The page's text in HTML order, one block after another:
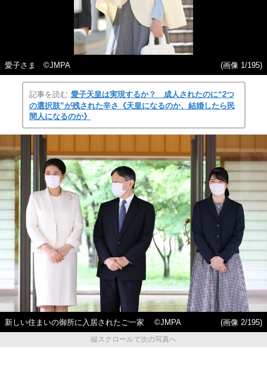
愛子さま ©JMPA (画像 1/195)
記事を読む 愛子天皇は実現するか？ 成人されたのに“2つ
の選択肢”が残された辛さ《天皇になるのか、結婚したら民
間人になるのか》
新しい住まいの御所に入居されたご一家 ©JMPA
(画像 2/195)
縦スクロールで次の写真へ